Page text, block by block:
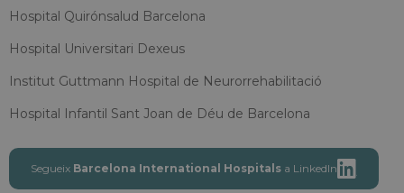
Hospital Quirónsalud Barcelona
Hospital Universitari Dexeus
Institut Guttmann Hospital de Neurorrehabilitació
Hospital Infantil Sant Joan de Déu de Barcelona
Segueix Barcelona International Hospitals a LinkedIn